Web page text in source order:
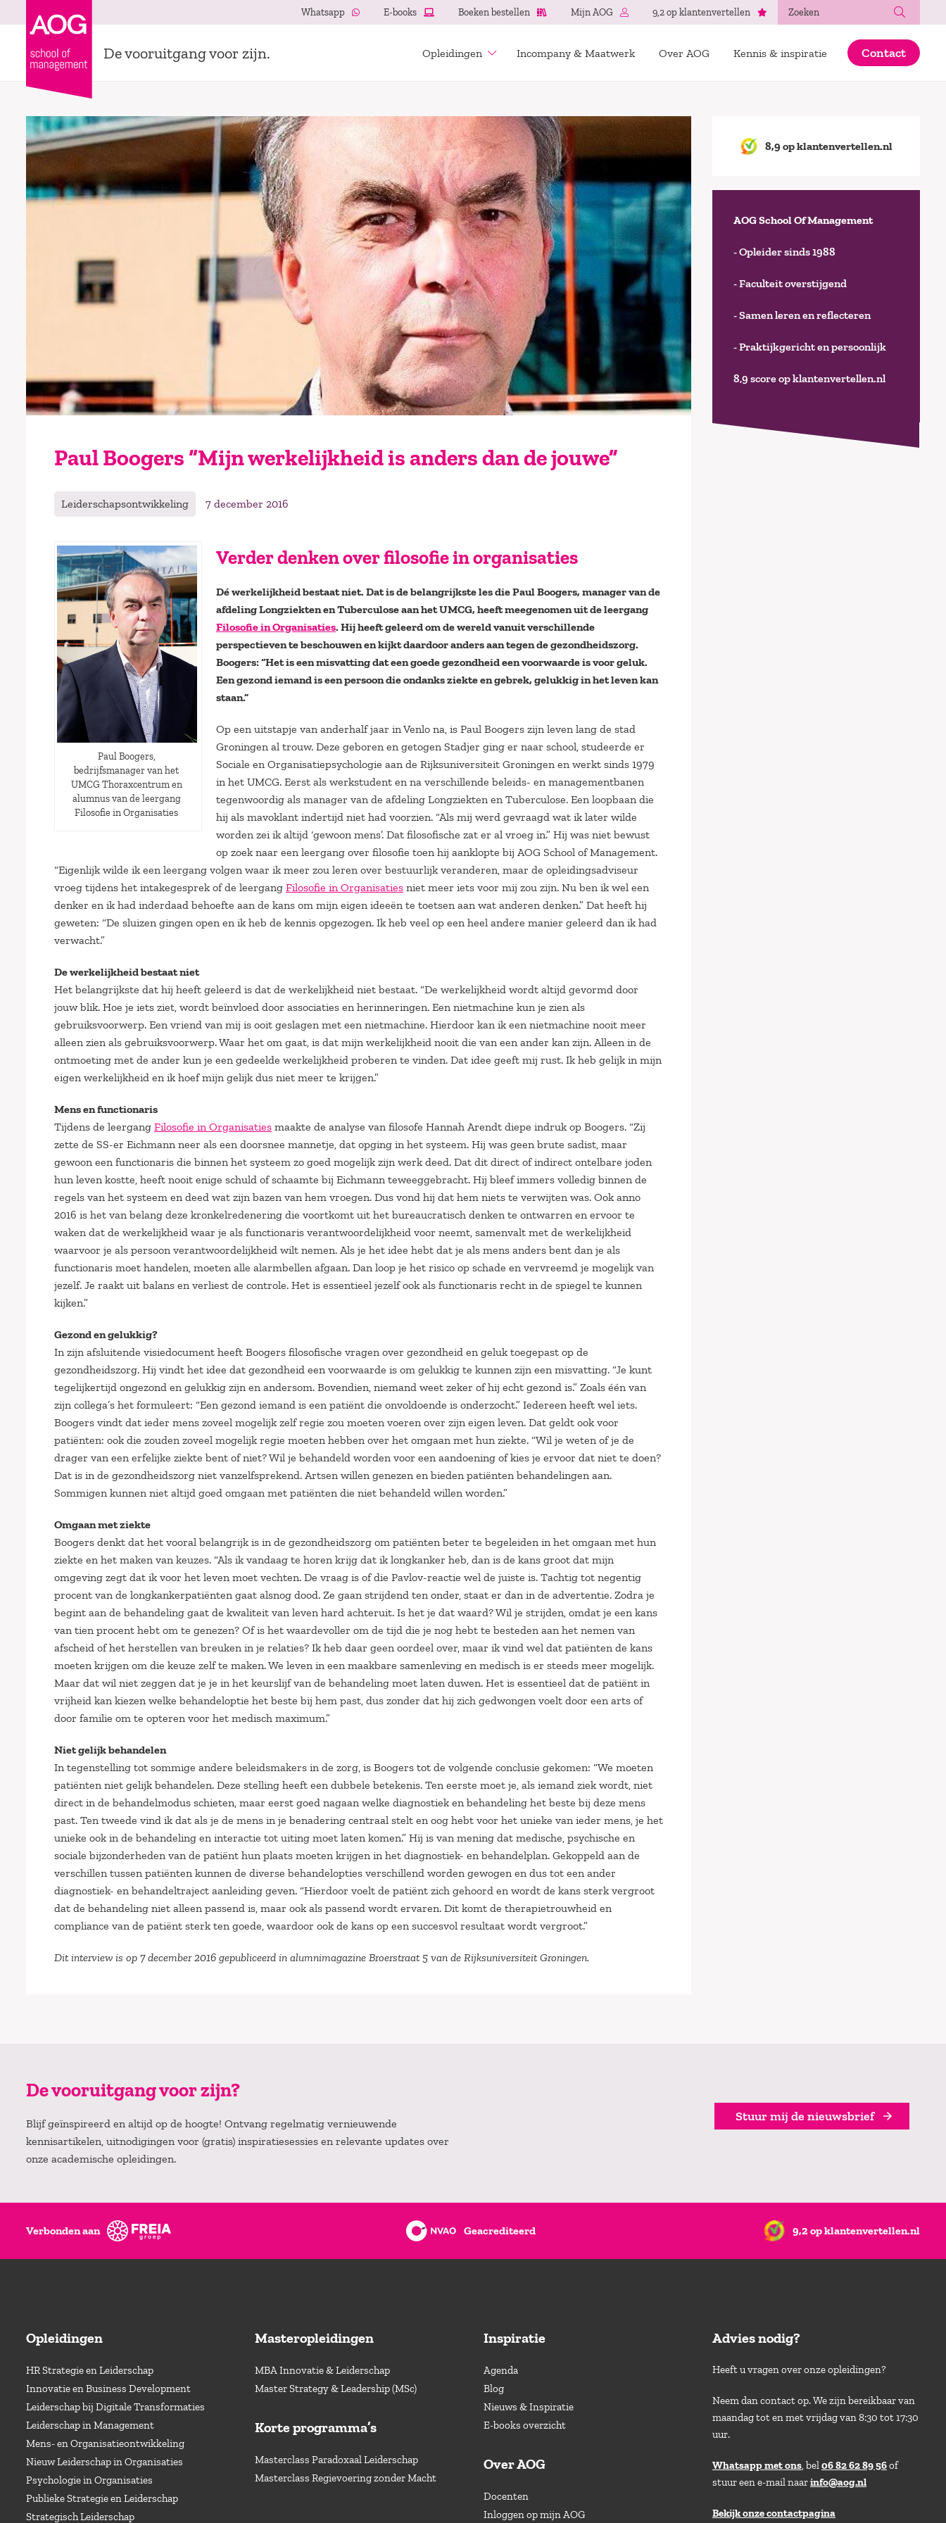
Whatsapp E-books Boeken bestellen Mijn AOG 9,2 op klantenvertellen
De vooruitgang voor zijn. Opleidingen Incompany & Maatwerk Over AOG Kennis & inspiratie Contact
Paul Boogers “Mijn werkelijkheid is anders dan de jouwe”
Leiderschapsontwikkeling 7 december 2016
Paul Boogers,
bedrijfsmanager van het
UMCG Thoraxcentrum en
alumnus van de leergang
Filosofie in Organisaties
Verder denken over filosofie in organisaties
Dé werkelijkheid bestaat niet. Dat is de belangrijkste les die Paul Boogers, manager van de
afdeling Longziekten en Tuberculose aan het UMCG, heeft meegenomen uit de leergang
Filosofie in Organisaties. Hij heeft geleerd om de wereld vanuit verschillende
perspectieven te beschouwen en kijkt daardoor anders aan tegen de gezondheidszorg.
Boogers: “Het is een misvatting dat een goede gezondheid een voorwaarde is voor geluk.
Een gezond iemand is een persoon die ondanks ziekte en gebrek, gelukkig in het leven kan
staan.”
Op een uitstapje van anderhalf jaar in Venlo na, is Paul Boogers zijn leven lang de stad
Groningen al trouw. Deze geboren en getogen Stadjer ging er naar school, studeerde er
Sociale en Organisatiepsychologie aan de Rijksuniversiteit Groningen en werkt sinds 1979
in het UMCG. Eerst als werkstudent en na verschillende beleids- en managementbanen
tegenwoordig als manager van de afdeling Longziekten en Tuberculose. Een loopbaan die
hij als mavoklant indertijd niet had voorzien. “Als mij werd gevraagd wat ik later wilde
worden zei ik altijd ‘gewoon mens’. Dat filosofische zat er al vroeg in.” Hij was niet bewust
op zoek naar een leergang over filosofie toen hij aanklopte bij AOG School of Management.
“Eigenlijk wilde ik een leergang volgen waar ik meer zou leren over bestuurlijk veranderen, maar de opleidingsadviseur
vroeg tijdens het intakegesprek of de leergang Filosofie in Organisaties niet meer iets voor mij zou zijn. Nu ben ik wel een
denker en ik had inderdaad behoefte aan de kans om mijn eigen ideeën te toetsen aan wat anderen denken.” Dat heeft hij
geweten: “De sluizen gingen open en ik heb de kennis opgezogen. Ik heb veel op een heel andere manier geleerd dan ik had
verwacht.”
De werkelijkheid bestaat niet
Het belangrijkste dat hij heeft geleerd is dat de werkelijkheid niet bestaat. “De werkelijkheid wordt altijd gevormd door
jouw blik. Hoe je iets ziet, wordt beïnvloed door associaties en herinneringen. Een nietmachine kun je zien als
gebruiksvoorwerp. Een vriend van mij is ooit geslagen met een nietmachine. Hierdoor kan ik een nietmachine nooit meer
alleen zien als gebruiksvoorwerp. Waar het om gaat, is dat mijn werkelijkheid nooit die van een ander kan zijn. Alleen in de
ontmoeting met de ander kun je een gedeelde werkelijkheid proberen te vinden. Dat idee geeft mij rust. Ik heb gelijk in mijn
eigen werkelijkheid en ik hoef mijn gelijk dus niet meer te krijgen.”
Mens en functionaris
Tijdens de leergang Filosofie in Organisaties maakte de analyse van filosofe Hannah Arendt diepe indruk op Boogers. “Zij
zette de SS-er Eichmann neer als een doorsnee mannetje, dat opging in het systeem. Hij was geen brute sadist, maar
gewoon een functionaris die binnen het systeem zo goed mogelijk zijn werk deed. Dat dit direct of indirect ontelbare joden
hun leven kostte, heeft nooit enige schuld of schaamte bij Eichmann teweeggebracht. Hij bleef immers volledig binnen de
regels van het systeem en deed wat zijn bazen van hem vroegen. Dus vond hij dat hem niets te verwijten was. Ook anno
2016 is het van belang deze kronkelredenering die voortkomt uit het bureaucratisch denken te ontwarren en ervoor te
waken dat de werkelijkheid waar je als functionaris verantwoordelijkheid voor neemt, samenvalt met de werkelijkheid
waarvoor je als persoon verantwoordelijkheid wilt nemen. Als je het idee hebt dat je als mens anders bent dan je als
functionaris moet handelen, moeten alle alarmbellen afgaan. Dan loop je het risico op schade en vervreemd je mogelijk van
jezelf. Je raakt uit balans en verliest de controle. Het is essentieel jezelf ook als functionaris recht in de spiegel te kunnen
kijken.”
Gezond en gelukkig?
In zijn afsluitende visiedocument heeft Boogers filosofische vragen over gezondheid en geluk toegepast op de
gezondheidszorg. Hij vindt het idee dat gezondheid een voorwaarde is om gelukkig te kunnen zijn een misvatting. “Je kunt
tegelijkertijd ongezond en gelukkig zijn en andersom. Bovendien, niemand weet zeker of hij echt gezond is.” Zoals één van
zijn collega’s het formuleert: “Een gezond iemand is een patiënt die onvoldoende is onderzocht.” Iedereen heeft wel iets.
Boogers vindt dat ieder mens zoveel mogelijk zelf regie zou moeten voeren over zijn eigen leven. Dat geldt ook voor
patiënten: ook die zouden zoveel mogelijk regie moeten hebben over het omgaan met hun ziekte. “Wil je weten of je de
drager van een erfelijke ziekte bent of niet? Wil je behandeld worden voor een aandoening of kies je ervoor dat niet te doen?
Dat is in de gezondheidszorg niet vanzelfsprekend. Artsen willen genezen en bieden patiënten behandelingen aan.
Sommigen kunnen niet altijd goed omgaan met patiënten die niet behandeld willen worden.”
Omgaan met ziekte
Boogers denkt dat het vooral belangrijk is in de gezondheidszorg om patiënten beter te begeleiden in het omgaan met hun
ziekte en het maken van keuzes. “Als ik vandaag te horen krijg dat ik longkanker heb, dan is de kans groot dat mijn
omgeving zegt dat ik voor het leven moet vechten. De vraag is of die Pavlov-reactie wel de juiste is. Tachtig tot negentig
procent van de longkankerpatiënten gaat alsnog dood. Ze gaan strijdend ten onder, staat er dan in de advertentie. Zodra je
begint aan de behandeling gaat de kwaliteit van leven hard achteruit. Is het je dat waard? Wil je strijden, omdat je een kans
van tien procent hebt om te genezen? Of is het waardevoller om de tijd die je nog hebt te besteden aan het nemen van
afscheid of het herstellen van breuken in je relaties? Ik heb daar geen oordeel over, maar ik vind wel dat patiënten de kans
moeten krijgen om die keuze zelf te maken. We leven in een maakbare samenleving en medisch is er steeds meer mogelijk.
Maar dat wil niet zeggen dat je je in het keurslijf van de behandeling moet laten duwen. Het is essentieel dat de patiënt in
vrijheid kan kiezen welke behandeloptie het beste bij hem past, dus zonder dat hij zich gedwongen voelt door een arts of
door familie om te opteren voor het medisch maximum.”
Niet gelijk behandelen
In tegenstelling tot sommige andere beleidsmakers in de zorg, is Boogers tot de volgende conclusie gekomen: “We moeten
patiënten niet gelijk behandelen. Deze stelling heeft een dubbele betekenis. Ten eerste moet je, als iemand ziek wordt, niet
direct in de behandelmodus schieten, maar eerst goed nagaan welke diagnostiek en behandeling het beste bij deze mens
past. Ten tweede vind ik dat als je de mens in je benadering centraal stelt en oog hebt voor het unieke van ieder mens, je het
unieke ook in de behandeling en interactie tot uiting moet laten komen.” Hij is van mening dat medische, psychische en
sociale bijzonderheden van de patiënt hun plaats moeten krijgen in het diagnostiek- en behandelplan. Gekoppeld aan de
verschillen tussen patiënten kunnen de diverse behandelopties verschillend worden gewogen en dus tot een ander
diagnostiek- en behandeltraject aanleiding geven. “Hierdoor voelt de patiënt zich gehoord en wordt de kans sterk vergroot
dat de behandeling niet alleen passend is, maar ook als passend wordt ervaren. Dit komt de therapietrouwheid en
compliance van de patiënt sterk ten goede, waardoor ook de kans op een succesvol resultaat wordt vergroot.”
Dit interview is op 7 december 2016 gepubliceerd in alumnimagazine Broerstraat 5 van de Rijksuniversiteit Groningen.
8,9 op klantenvertellen.nl
AOG School Of Management
- Opleider sinds 1988
- Faculteit overstijgend
- Samen leren en reflecteren
- Praktijkgericht en persoonlijk
8,9 score op klantenvertellen.nl
De vooruitgang voor zijn?
Blijf geïnspireerd en altijd op de hoogte! Ontvang regelmatig vernieuwende
kennisartikelen, uitnodigingen voor (gratis) inspiratiesessies en relevante updates over
onze academische opleidingen.
Stuur mij de nieuwsbrief
Verbonden aan Geacrediteerd 9,2 op klantenvertellen.nl
Opleidingen
HR Strategie en Leiderschap
Innovatie en Business Development
Leiderschap bij Digitale Transformaties
Leiderschap in Management
Mens- en Organisatieontwikkeling
Nieuw Leiderschap in Organisaties
Psychologie in Organisaties
Publieke Strategie en Leiderschap
Strategisch Leiderschap
Masteropleidingen
MBA Innovatie & Leiderschap
Master Strategy & Leadership (MSc)
Korte programma’s
Masterclass Paradoxaal Leiderschap
Masterclass Regievoering zonder Macht
Inspiratie
Agenda
Blog
Nieuws & Inspiratie
E-books overzicht
Over AOG
Docenten
Inloggen op mijn AOG
Advies nodig?
Heeft u vragen over onze opleidingen?
Neem dan contact op. We zijn bereikbaar van
maandag tot en met vrijdag van 8:30 tot 17:30
uur.
Whatsapp met ons, bel06 82 62 89 56of
stuur een e-mail naarinfo@aog.nl
Bekijk onze contactpagina